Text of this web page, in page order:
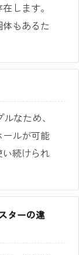
します。
もあるた
なため、
ルが可能
続けられ
ターの違